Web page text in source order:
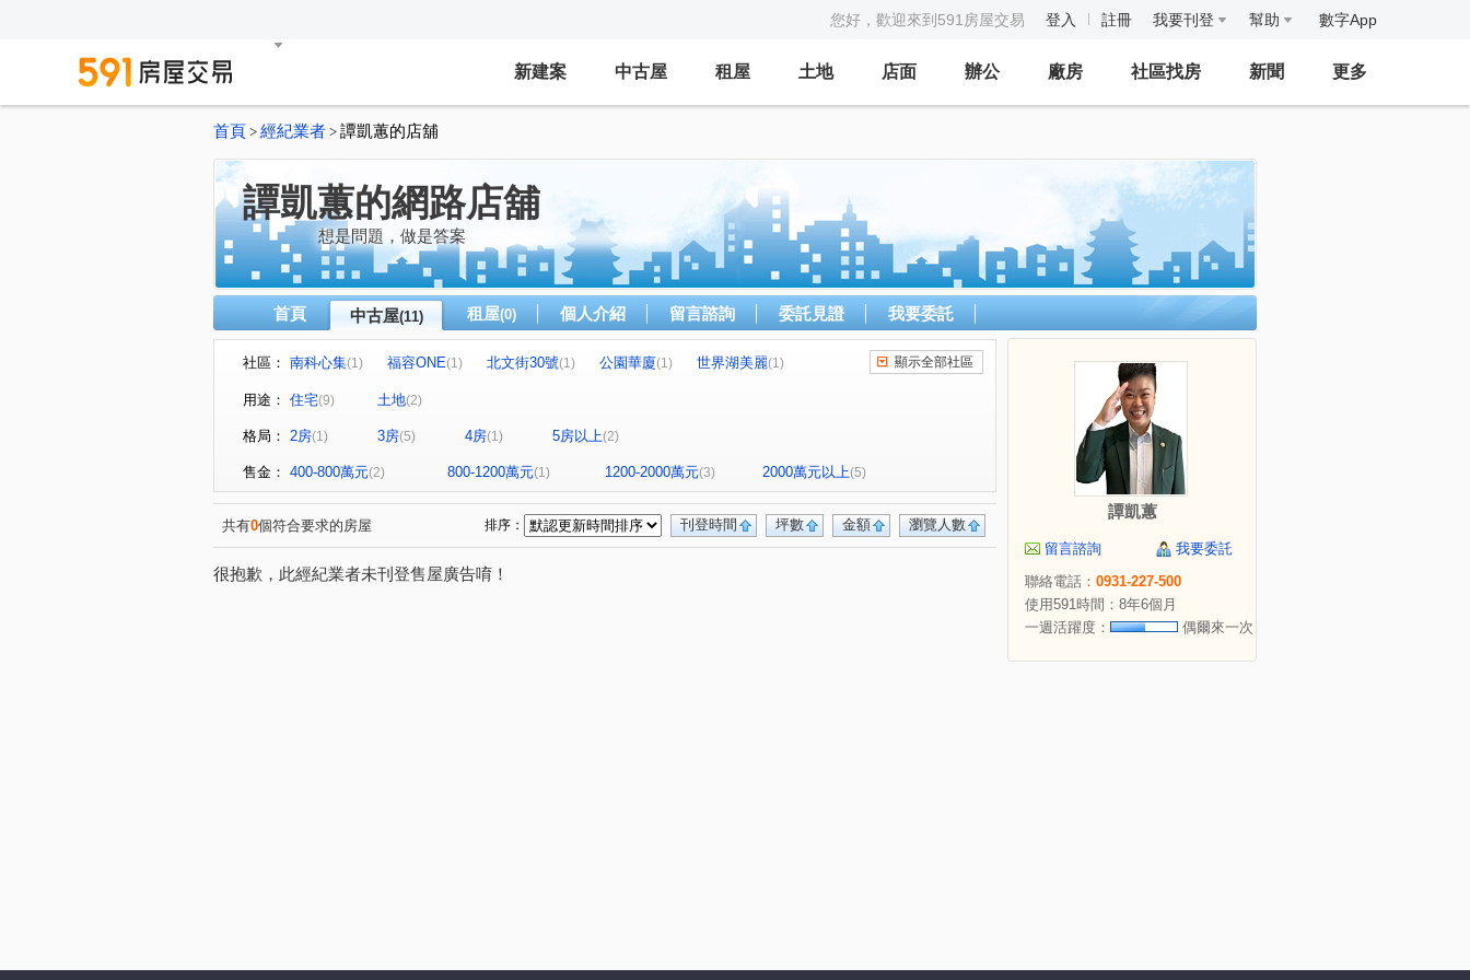
您好，歡迎來到591房屋交易 登入 註冊 我要刊登 幫助 數字App
新建案 中古屋 租屋 土地 店面 辦公 廠房 社區找房 新聞 更多
首頁 > 經紀業者 > 譚凱蕙的店舖
譚凱蕙的網路店舖
想是問題，做是答案
首頁 中古屋(11) 租屋(0) 個人介紹 留言諮詢 委託見證 我要委託
社區： 南科心集(1) 福容ONE(1) 北文街30號(1) 公園華廈(1) 世界湖美麗(1)
安吉路一段
顯示全部社區
用途： 住宅(9) 土地(2)
格局： 2房(1) 3房(5) 4房(1) 5房以上(2)
售金： 400-800萬元(2) 800-1200萬元(1) 1200-2000萬元(3) 2000萬元以上(5)
共有0個符合要求的房屋 瀏覽人數
金額
坪數
刊登時間
排序：
很抱歉，此經紀業者未刊登售屋廣告唷！
譚凱蕙
留言諮詢
我要委託
聯絡電話： 0931-227-500
使用591時間：8年6個月
一週活躍度：
偶爾來一次